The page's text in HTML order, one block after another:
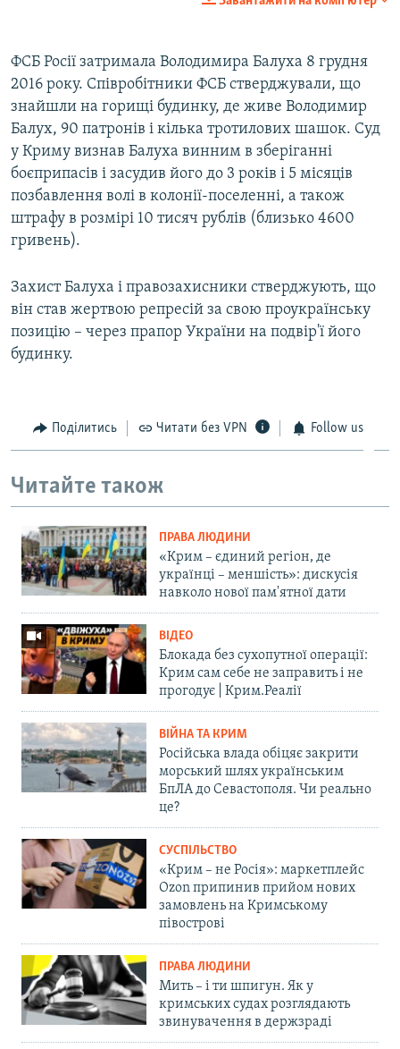
ФСБ Росії затримала Володимира Балуха 8 грудня
2016 року. Співробітники ФСБ стверджували, що
знайшли на горищі будинку, де живе Володимир
Балух, 90 патронів і кілька тротилових шашок. Суд
у Криму визнав Балуха винним в зберіганні
боєприпасів і засудив його до 3 років і 5 місяців
позбавлення волі в колонії-поселенні, а також
штрафу в розмірі 10 тисяч рублів (близько 4600
гривень).
Захист Балуха і правозахисники стверджують, що
він став жертвою репресій за свою проукраїнську
позицію – через прапор України на подвір'ї його
будинку.
Поділитись Читати без VPN Follow us
Читайте також
ПРАВА ЛЮДИНИ
«Крим – єдиний регіон, де
українці – меншість»: дискусія
навколо нової пам'ятної дати
ВІДЕО
Блокада без сухопутної операції:
Крим сам себе не заправить і не
прогодує | Крим.Реалії
ВІЙНА ТА КРИМ
Російська влада обіцяє закрити
морський шлях українським
БпЛА до Севастополя. Чи реально
це?
СУСПІЛЬСТВО
«Крим – не Росія»: маркетплейс
Ozon припинив прийом нових
замовлень на Кримському
півострові
ПРАВА ЛЮДИНИ
Мить – і ти шпигун. Як у
кримських судах розглядають
звинувачення в держзраді